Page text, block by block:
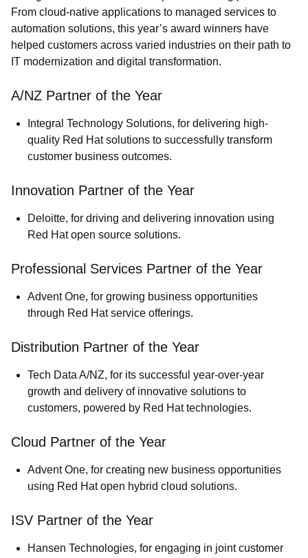
From cloud-native applications to managed services to
automation solutions, this year’s award winners have
helped customers across varied industries on their path to
IT modernization and digital transformation.
A/NZ Partner of the Year
Integral Technology Solutions, for delivering high-
quality Red Hat solutions to successfully transform
customer business outcomes.
Innovation Partner of the Year
Deloitte, for driving and delivering innovation using
Red Hat open source solutions.
Professional Services Partner of the Year
Advent One, for growing business opportunities
through Red Hat service offerings.
Distribution Partner of the Year
Tech Data A/NZ, for its successful year-over-year
growth and delivery of innovative solutions to
customers, powered by Red Hat technologies.
Cloud Partner of the Year
Advent One, for creating new business opportunities
using Red Hat open hybrid cloud solutions.
ISV Partner of the Year
Hansen Technologies, for engaging in joint customer